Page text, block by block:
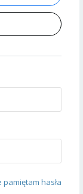
pamiętam hasła